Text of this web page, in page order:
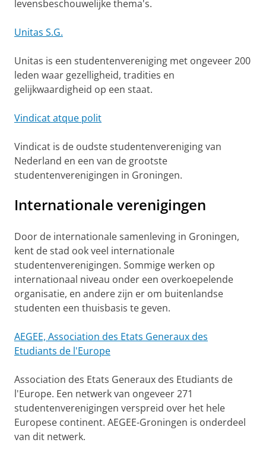
levensbeschouwelijke thema's.
Unitas S.G.
Unitas is een studentenvereniging met ongeveer 200
leden waar gezelligheid, tradities en
gelijkwaardigheid op een staat.
Vindicat atque polit
Vindicat is de oudste studentenvereniging van
Nederland en een van de grootste
studentenverenigingen in Groningen.
Internationale verenigingen
Door de internationale samenleving in Groningen,
kent de stad ook veel internationale
studentenverenigingen. Sommige werken op
internationaal niveau onder een overkoepelende
organisatie, en andere zijn er om buitenlandse
studenten een thuisbasis te geven.
AEGEE, Association des Etats Generaux des
Etudiants de l'Europe
Association des Etats Generaux des Etudiants de
l'Europe. Een netwerk van ongeveer 271
studentenverenigingen verspreid over het hele
Europese continent. AEGEE-Groningen is onderdeel
van dit netwerk.